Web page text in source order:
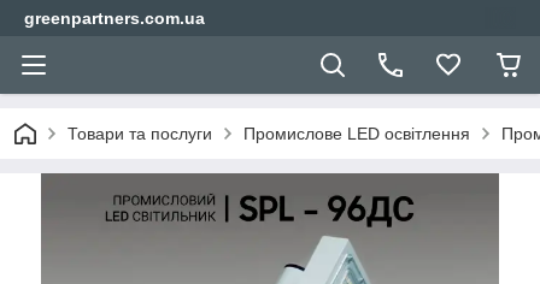
greenpartners.com.ua
Товари та послуги Промислове LED освітлення